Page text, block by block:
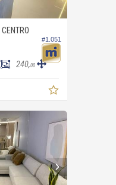
#1.051
CENTRO
240,00